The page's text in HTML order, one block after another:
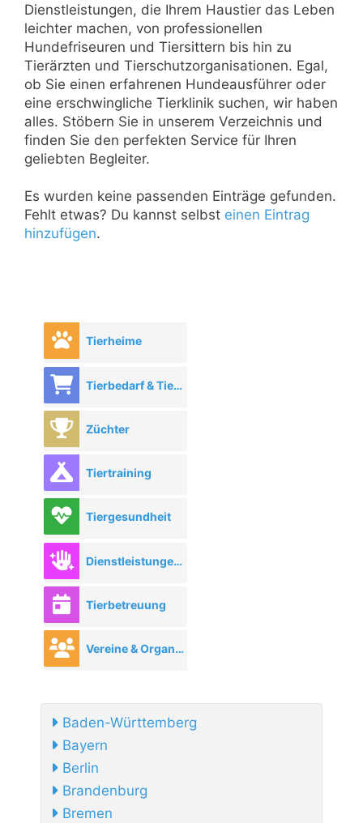
Dienstleistungen, die Ihrem Haustier das Leben
leichter machen, von professionellen
Hundefriseuren und Tiersittern bis hin zu
Tierärzten und Tierschutzorganisationen. Egal,
ob Sie einen erfahrenen Hundeausführer oder
eine erschwingliche Tierklinik suchen, wir haben
alles. Stöbern Sie in unserem Verzeichnis und
finden Sie den perfekten Service für Ihren
geliebten Begleiter.
Es wurden keine passenden Einträge gefunden.
Fehlt etwas? Du kannst selbst einen Eintrag
hinzufügen.
Tierheime
Tierbedarf & Tierhandel
Züchter
Tiertraining
Tiergesundheit
Dienstleistungen rund ums Tier
Tierbetreuung
Vereine & Organisationen
Baden-Württemberg
Bayern
Berlin
Brandenburg
Bremen